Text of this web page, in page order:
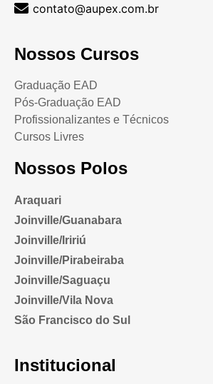
contato@aupex.com.br
Nossos Cursos
Graduação EAD
Pós-Graduação EAD
Profissionalizantes e Técnicos
Cursos Livres
Nossos Polos
Araquari
Joinville/Guanabara
Joinville/Iririú
Joinville/Pirabeiraba
Joinville/Saguaçu
Joinville/Vila Nova
São Francisco do Sul
Institucional